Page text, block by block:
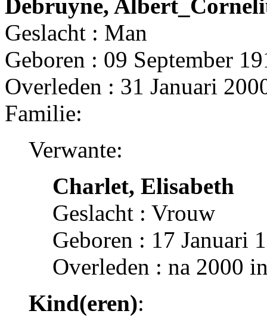
Debruyne,
Geslacht : Man
Geboren : 09 September
Overleden : 31 Januari
Familie:
Verwante:
Charlet, Elisabeth
Geslacht : Vrouw
Geboren : 17 Januari
Overleden : na 2000
Kind(eren):